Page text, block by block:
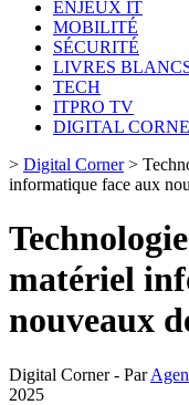
ENJEUX IT
MOBILITÉ
SÉCURITÉ
LIVRES
TECH
ITPRO TV
DIGITAL
> Digital Corner>
informatique face aux
matériel
nouveaux
Digital Corner - Par
2025